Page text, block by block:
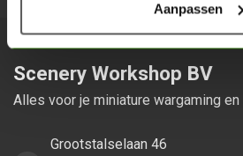
Aanpassen
Scenery Workshop BV
Alles voor je miniature wargaming
Grootstalselaan 46